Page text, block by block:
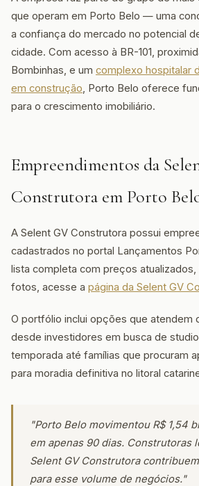
que operam em Porto Belo — uma
a confiança do mercado no potencial
cidade. Com acesso à BR-101,
Bombinhas, e um complexo hospitalar
em construção, Porto Belo oferece
para o crescimento imobiliário.
Empreendimentos da
Construtora em Porto
A Selent GV Construtora possui
cadastrados no portal Lançamentos
lista completa com preços
fotos, acesse a página da Selent GV
O portfólio inclui opções que
desde investidores em busca de
temporada até famílias que procuram
para moradia definitiva no litoral
"Porto Belo movimentou R$ 1,54
em apenas 90 dias. Construtoras
Selent GV Construtora
para esse volume de negócios."